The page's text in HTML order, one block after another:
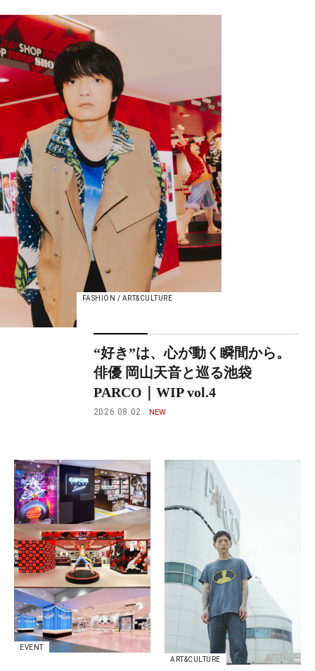
FASHION / ART&CULTURE
“好き”は、心が動く瞬間から。
俳優 岡山天音と巡る池袋
PARCO｜WIP vol.4
2026.08.02
EVENT
ART&CULTURE